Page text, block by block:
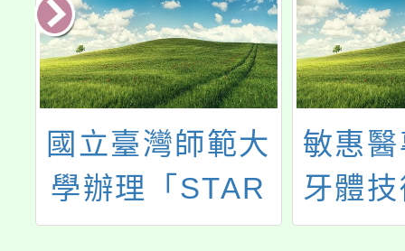
國立臺灣師範大
學辦理「STAR
新星-流行音樂培
敏惠
牙體
人才